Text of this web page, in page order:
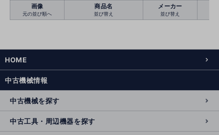
絞り込む クリア
画像
元の並び順へ
商品名
並び替え
メーカー
並び替え
HOME
中古機械情報
中古機械を探す
中古工具・周辺機器を探す